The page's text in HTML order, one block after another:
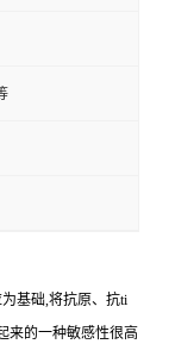
基础,将抗原、 抗ti
来的一种敏感性很高